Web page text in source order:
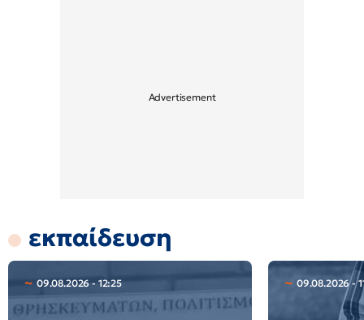
εκπαίδευση
09.08.2026 - 12:25 09.08.2026 -